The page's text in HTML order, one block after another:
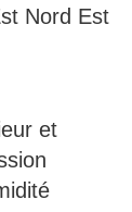
Nord Est
et